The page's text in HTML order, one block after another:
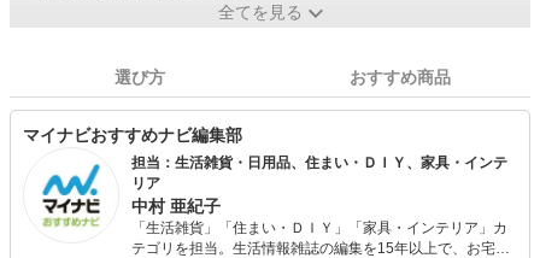
全てを見る
選び方 おすすめ商品
マイナビおすすめナビ編集部
担当：生活雑貨・日用品、住まい・ＤＩＹ、家具・インテ
リア
中村 亜紀子
「生活雑貨」「住まい・ＤＩＹ」「家具・インテリア」カ
テゴリを担当。生活情報雑誌の編集を15年以上で、お宅訪